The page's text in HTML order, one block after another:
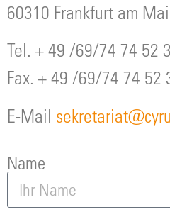
60310 Frankfurt am
Tel. + 49 /69/74 74 52
Fax. + 49 /69/74 74 52
E-Mail
Name